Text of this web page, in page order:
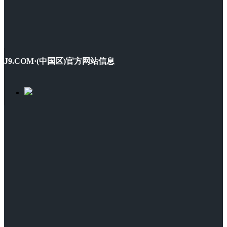
J9.COM·(中国区)官方网站信息